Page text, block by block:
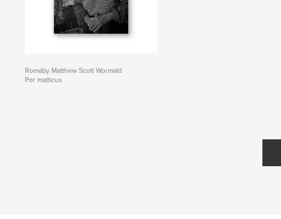
Romaby Matthew Scott Wormald
Por matticus